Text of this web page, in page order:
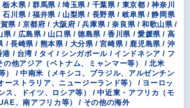
木県 / 群馬県 / 埼玉県 / 千葉県 / 東京都 / 神奈川
川県 / 福井県 / 山梨県 / 長野県 / 岐阜県 / 静岡県
県 / 京都府 / 大阪府 / 兵庫県 / 奈良県 / 和歌山県 /
県 / 広島県 / 山口県 / 徳島県 / 香川県 / 愛媛県 / 高
/ 長崎県 / 熊本県 / 大分県 / 宮崎県 / 鹿児島県 / 沖
/ 台湾 / タイ / シンガポール / インドネシア / フ
の他アジア（ベトナム、ミャンマー等） / 北米
） / 中南米（メキシコ、ブラジル、アルゼンチン
ーストラリア、ニュージーランド等） / ヨーロッ
ス、ドイツ、ロシア等） / 中近東・アフリカ（モ
、南アフリカ等） / その他の海外